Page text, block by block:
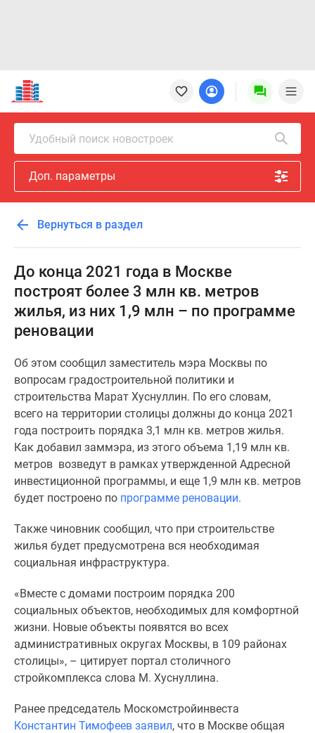
Новостройки
Квартиры
Ипотека
Новостройки
Москвы
Новостройки
Подмосковья
Новостройки
Москвы
Готовые
новостройки
Новостройки
карте
Специальные
Коммерческие
помещения
Продавцы
застройщики
Панорамы
новостроек
Видеообзор
новостроек
новостроек
Экология
Москвы
Подмосковья
Студии
комнатные
комнатные
комнатные
Удобный поиск новостроек
Доп. параметры
Вернуться в раздел
До конца 2021 года в Москве
построят более 3 млн кв. метров
жилья, из них 1,9 млн – по программе
реновации
Об этом сообщил заместитель мэра Москвы по
вопросам градостроительной политики и
строительства Марат Хуснуллин. По его словам,
всего на территории столицы должны до конца 2021
года построить порядка 3,1 млн кв. метров жилья.
Как добавил заммэра, из этого объема 1,19 млн кв.
метров возведут в рамках утвержденной Адресной
инвестиционной программы, и еще 1,9 млн кв. метров
будет построено по программе реновации.
Также чиновник сообщил, что при строительстве
жилья будет предусмотрена вся необходимая
социальная инфраструктура.
«Вместе с домами построим порядка 200
социальных объектов, необходимых для комфортной
жизни. Новые объекты появятся во всех
административных округах Москвы, в 109 районах
столицы», – цитирует портал столичного
стройкомплекса слова М. Хуснуллина.
Ранее председатель Москомстройинвеста
Константин Тимофеев заявил, что в Москве общая